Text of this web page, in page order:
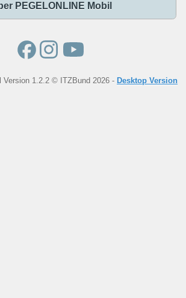
PEGELONLINE Mobil
Version 1.2.2 © ITZBund 2026 - Desktop Version